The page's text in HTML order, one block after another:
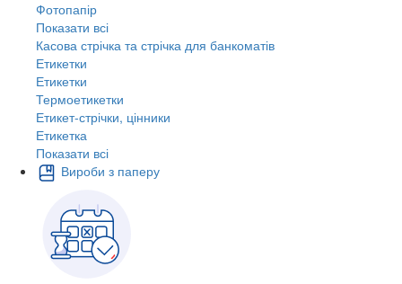
Фотопапір
Показати всі
Касова стрічка та стрічка для банкоматів
Етикетки
Етикетки
Термоетикетки
Етикет-стрічки, цінники
Етикетка
Показати всі
Вироби з паперу